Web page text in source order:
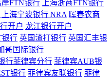
FTN银行
上海浙商FTN银行
上海宁波银行 NRA 晖春农商
开户 龙江银行开户
银行 英国渣打银行 英国汇丰银
哥国际银行
行菲律宾分行 菲律宾AUB银
银行 菲律宾友联银行 菲律